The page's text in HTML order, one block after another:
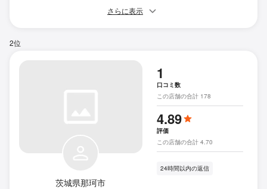
さらに表示
2位
茨城県那珂市
1
口コミ数
この店舗の合計 178
4.89
評価
この店舗の合計 4.70
24時間以内の返信